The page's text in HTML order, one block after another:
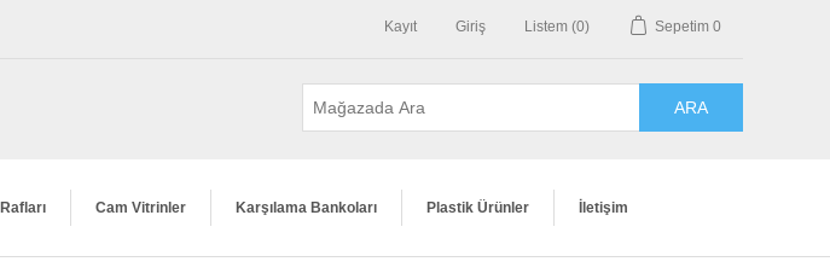
Kayıt Giriş Listem (0) Sepetim 0
Cam Vitrinler Karşılama Bankoları Plastik Ürünler İletişim